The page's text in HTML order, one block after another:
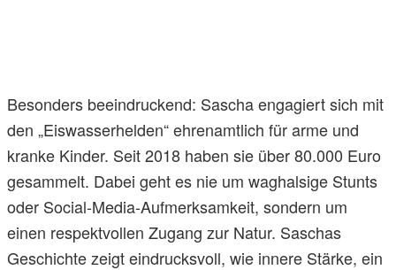
Besonders beeindruckend: Sascha engagiert sich mit
den „Eiswasserhelden“ ehrenamtlich für arme und
kranke Kinder. Seit 2018 haben sie über 80.000 Euro
gesammelt. Dabei geht es nie um waghalsige Stunts
oder Social-Media-Aufmerksamkeit, sondern um
einen respektvollen Zugang zur Natur. Saschas
Geschichte zeigt eindrucksvoll, wie innere Stärke, ein